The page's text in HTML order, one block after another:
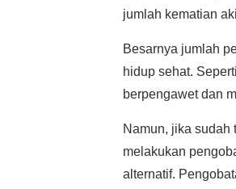
jumlah kematian
Besarnya jumlah
hidup sehat.
berpengawet dan
Namun, jika sudah
melakukan
alternatif.